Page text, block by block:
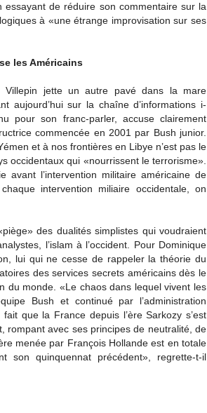
de réduire son commentaire sur la
à «une étrange improvisation sur ses
les Américains
Villepin jette un autre pavé dans la mare
aujourd’hui sur la chaîne d’informations i-
pour son franc-parler, accuse clairement
commencée en 2001 par Bush junior.
et à nos frontières en Libye n’est pas le
occidentaux qui «nourrissent le terrorisme».
l’intervention militaire américaine de
intervention miliaire occidentale, on
des dualités simplistes qui voudraient
l’islam à l’occident. Pour Dominique
lui qui ne cesse de rappeler la théorie du
des services secrets américains dès le
du monde. «Le chaos dans lequel vivent les
Bush et continué par l’administration
que la France depuis l’ère Sarkozy s’est
rompant avec ses principes de neutralité, de
menée par François Hollande est en totale
son quinquennat précédent», regrette-t-il